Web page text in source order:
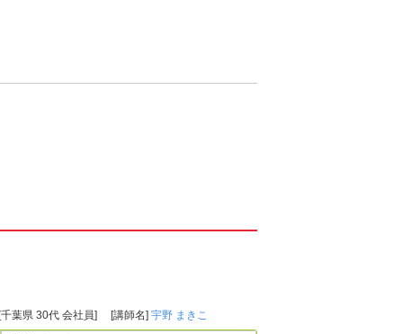
葉県 30代 会社員] [講師名] 宇野 まきこ